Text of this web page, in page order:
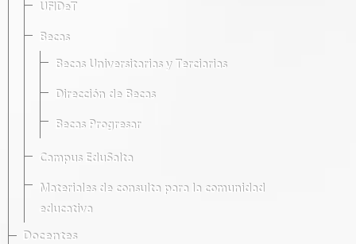
UFIDeT
Becas
Becas Universitarias y Terciarias
Dirección de Becas
Becas Progresar
Campus EduSalta
Materiales de consulta para la comunidad
educativa
Docentes